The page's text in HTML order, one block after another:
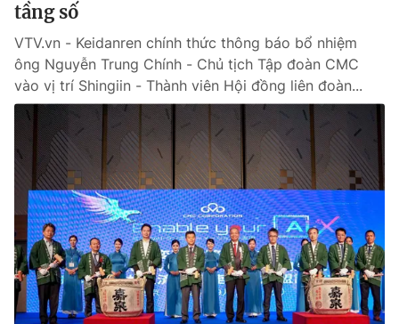
tầng số
VTV.vn - Keidanren chính thức thông báo bổ nhiệm
ông Nguyễn Trung Chính - Chủ tịch Tập đoàn CMC
vào vị trí Shingiin - Thành viên Hội đồng liên đoàn...